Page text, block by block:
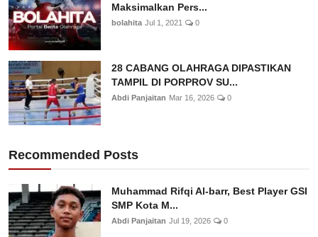
Maksimalkan Pers...
bolahita Jul 1, 2021 0
28 CABANG OLAHRAGA DIPASTIKAN
TAMPIL DI PORPROV SU...
Abdi Panjaitan Mar 16, 2026 0
Recommended Posts
Muhammad Rifqi Al-barr, Best Player GSI
SMP Kota M...
Abdi Panjaitan Jul 19, 2026 0